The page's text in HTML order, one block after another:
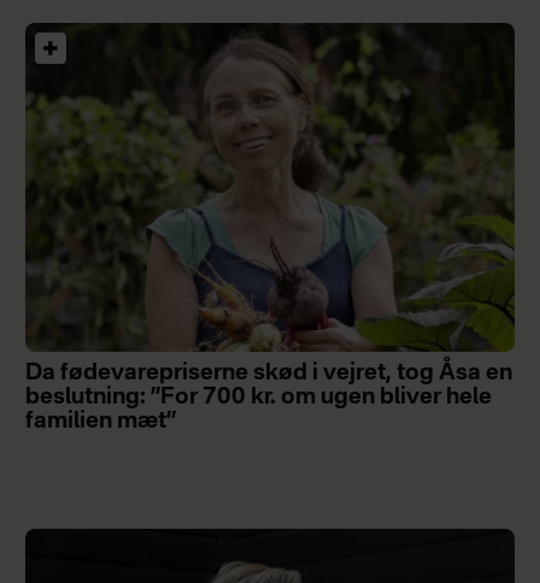
Da fødevarepriserne skød i vejret, tog Åsa en
beslutning: ”For 700 kr. om ugen bliver hele
familien mæt”